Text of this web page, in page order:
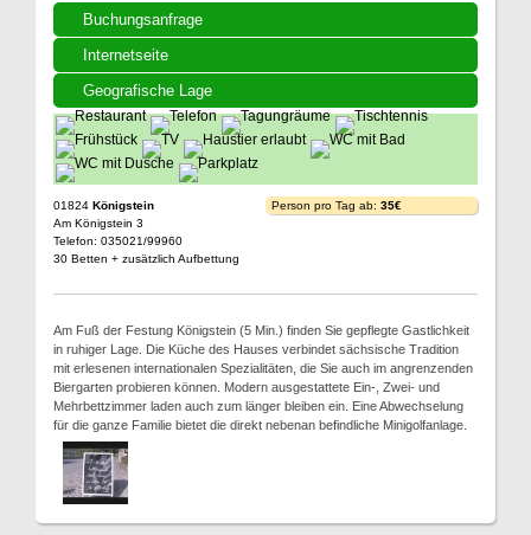
Buchungsanfrage
Internetseite
Geografische Lage
01824 Königstein
Am Königstein 3
Telefon: 035021/99960
30 Betten + zusätzlich Aufbettung
Person pro Tag ab: 35€
Am Fuß der Festung Königstein (5 Min.) finden Sie gepflegte Gastlichkeit
in ruhiger Lage. Die Küche des Hauses verbindet sächsische Tradition
mit erlesenen internationalen Spezialitäten, die Sie auch im angrenzenden
Biergarten probieren können. Modern ausgestattete Ein-, Zwei- und
Mehrbettzimmer laden auch zum länger bleiben ein. Eine Abwechselung
für die ganze Familie bietet die direkt nebenan befindliche Minigolfanlage.